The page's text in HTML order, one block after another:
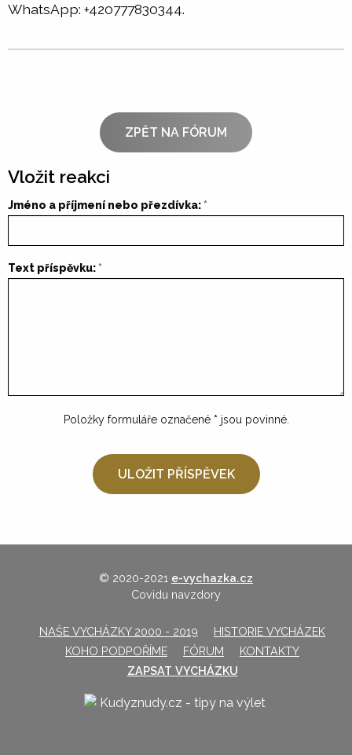
WhatsApp: +420777830344.
ZPĚT NA FÓRUM
Vložit reakci
Jméno a příjmení nebo přezdívka:
Text příspěvku:
Položky formuláře označené * jsou povinné.
© 2020-2021 e-vychazka.cz
Covidu navzdory
NAŠE VYCHÁZKY 2000 - 2019
HISTORIE VYCHÁZEK
KOHO PODPOŘÍME
FÓRUM
KONTAKTY
ZAPSAT VYCHÁZKU